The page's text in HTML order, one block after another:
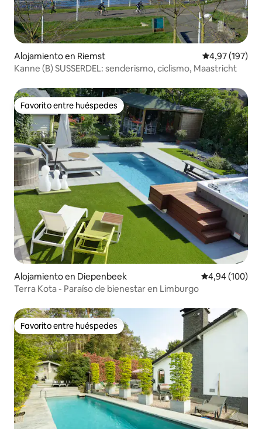
Alojamiento en Riemst Calificación
4,97 (197)
Kanne (B) SUSSERDEL: senderismo, ciclismo, Maastricht
Favorito entre huéspedes
Favorito entre huéspedes
Alojamiento en Diepenbeek Calificación
4,94 (100)
Terra Kota - Paraíso de bienestar en Limburgo
Favorito entre huéspedes
Favorito entre huéspedes